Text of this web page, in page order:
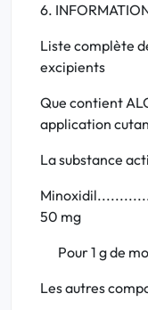
6.
Liste complète
excipients
Que contient
application
La substance
50 mg
Pour 1 g de
Les autres